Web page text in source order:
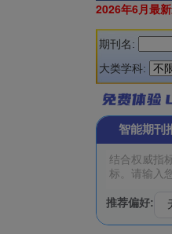
2026年6月最
期刊名:
大类学科:
智能期刊
推荐偏好: